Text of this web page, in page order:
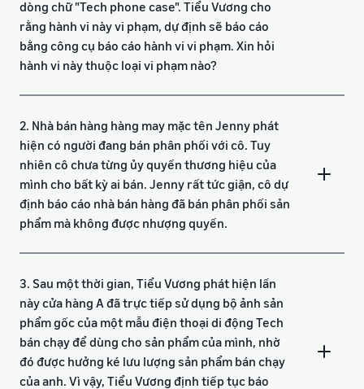
dòng chữ "Tech phone case". Tiểu Vương cho
rằng hành vi này vi phạm, dự định sẽ báo cáo
bằng công cụ báo cáo hành vi vi phạm. Xin hỏi
hành vi này thuộc loại vi phạm nào?
2. Nhà bán hàng hàng may mặc tên Jenny phát
hiện có người đang bán phân phối với cô. Tuy
nhiên cô chưa từng ủy quyền thương hiệu của
mình cho bất kỳ ai bán. Jenny rất tức giận, cô dự
định báo cáo nhà bán hàng đã bán phân phối sản
phẩm mà không được nhượng quyền.
3. Sau một thời gian, Tiểu Vương phát hiện lần
này cửa hàng A đã trực tiếp sử dụng bộ ảnh sản
phẩm gốc của một mẫu điện thoại di động Tech
bán chạy để dùng cho sản phẩm của mình, nhờ
đó được hưởng ké lưu lượng sản phẩm bán chạy
của anh. Vì vậy, Tiểu Vương định tiếp tục báo